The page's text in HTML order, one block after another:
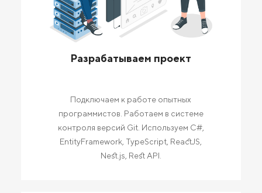
Разрабатываем проект
Подключаем к работе опытных
программистов. Работаем в системе
контроля версий Git. Используем C#,
EntityFramework, TypeScript, ReactJS,
Nest.js, Rest API.